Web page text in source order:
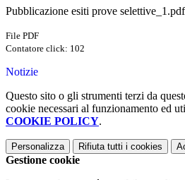
Pubblicazione esiti prove selettive_1.pdf
File PDF
Contatore click: 102
Notizie
Questo sito o gli strumenti terzi da
cookie necessari al funzionamento ed
COOKIE POLICY.
Personalizza Rifiuta tutti i cookies
Gestione cookie